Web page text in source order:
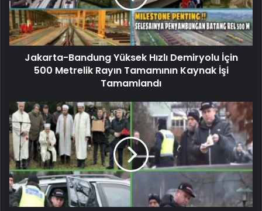
Jakarta-Bandung Yüksek Hızlı Demiryolu İçin
500 Metrelik Rayın Tamamının Kaynak İşi
Tamamlandı